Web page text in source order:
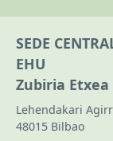
SEDE
EHU
Zubiria Etxea
Lehendakari
48015 Bilbao